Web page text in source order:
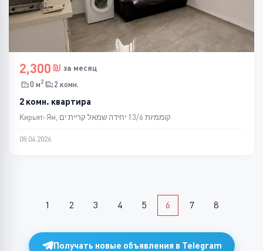
2,300
за месяц
0 м2 2 комн.
2 комн. квартира
Кирьят-Ям, קוממיות 13/6 יחידה שמאל קריית ים
08.04.2026
1 2 3 4 5 6 7 8
Получать новые объявления в Telegram